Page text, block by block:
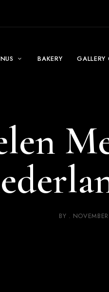
BAKERY GALLERY
BY